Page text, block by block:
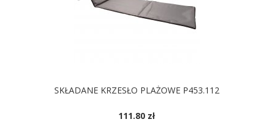
SKŁADANE KRZESŁO PLAŻOWE P453.112
111.80 zł